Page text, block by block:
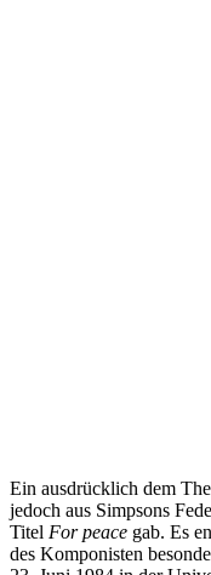
Ein ausdrücklich dem
jedoch aus Simpsons
Titel For peace gab. Es
des Komponisten